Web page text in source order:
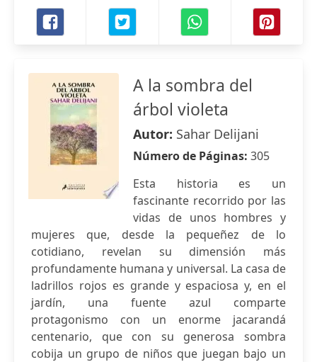
A la sombra del
árbol violeta
Autor: Sahar Delijani
Número de Páginas: 305
Esta historia es un
fascinante recorrido por las
vidas de unos hombres y
mujeres que, desde la pequeñez de lo
cotidiano, revelan su dimensión más
profundamente humana y universal. La casa de
ladrillos rojos es grande y espaciosa y, en el
jardín, una fuente azul comparte
protagonismo con un enorme jacarandá
centenario, que con su generosa sombra
cobija un grupo de niños que juegan bajo un